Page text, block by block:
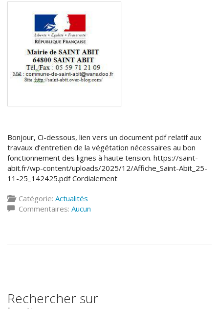
Bonjour, Ci-dessous, lien vers un document pdf relatif aux
travaux d’entretien de la végétation nécessaires au bon
fonctionnement des lignes à haute tension. https://saint-
abit.fr/wp-content/uploads/2025/12/Affiche_Saint-Abit_25-
11-25_142425.pdf Cordialement
Catégorie: Actualités
Commentaires: Aucun
Rechercher sur